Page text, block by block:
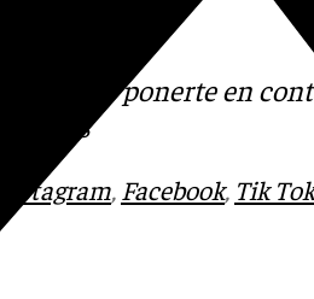
. Puedes ponerte en
Instagram, Facebook, Tik Tok